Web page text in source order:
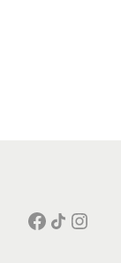
Facebook Icône de partage Instagram